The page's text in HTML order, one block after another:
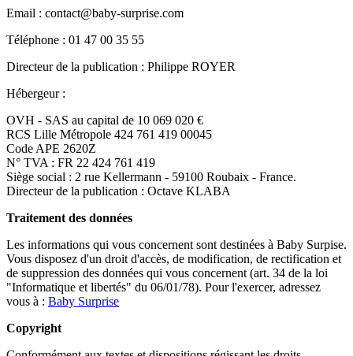
Email : contact@baby-surprise.com
Téléphone : 01 47 00 35 55
Directeur de la publication : Philippe ROYER
Hébergeur :
OVH - SAS au capital de 10 069 020 €
RCS Lille Métropole 424 761 419 00045
Code APE 2620Z
N° TVA : FR 22 424 761 419
Siège social : 2 rue Kellermann - 59100 Roubaix - France.
Directeur de la publication : Octave KLABA
Traitement des données
Les informations qui vous concernent sont destinées à Baby Surpise.
Vous disposez d'un droit d'accès, de modification, de rectification et
de suppression des données qui vous concernent (art. 34 de la loi
"Informatique et libertés" du 06/01/78). Pour l'exercer, adressez
vous à : Baby Surprise
Copyright